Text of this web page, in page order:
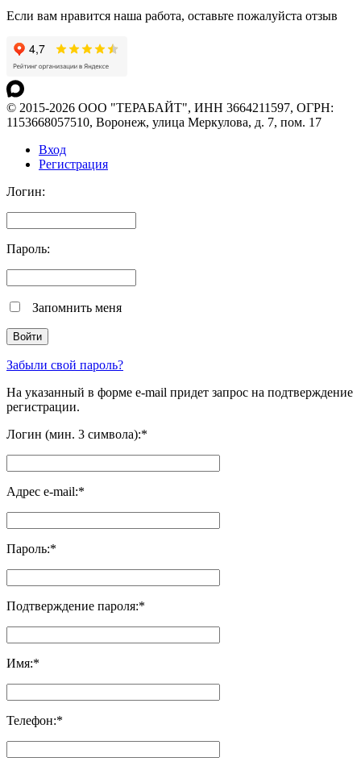
Если вам нравится наша работа, оставьте пожалуйста отзыв
© 2015-2026 ООО "ТЕРАБАЙТ", ИНН 3664211597, ОГРН:
1153668057510, Воронеж, улица Меркулова, д. 7, пом. 17
Вход
Регистрация
Логин:
Пароль:
Запомнить меня
Забыли свой пароль?
На указанный в форме e-mail придет запрос на подтверждение
регистрации.
Логин (мин. 3 символа):*
Адрес e-mail:*
Пароль:*
Подтверждение пароля:*
Имя:*
Телефон:*